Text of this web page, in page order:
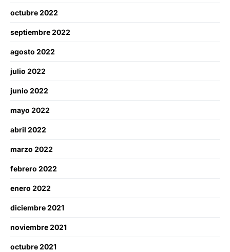
octubre 2022
septiembre 2022
agosto 2022
julio 2022
junio 2022
mayo 2022
abril 2022
marzo 2022
febrero 2022
enero 2022
diciembre 2021
noviembre 2021
octubre 2021